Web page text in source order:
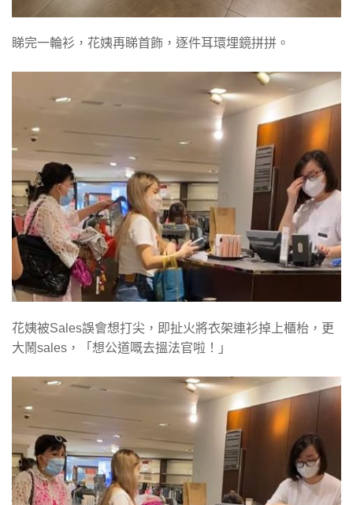
睇完一輪衫，花姨再睇首飾，逐件耳環埋鏡拼拼。
花姨被Sales誤會想打尖，即扯火將衣架連衫掉上櫃枱，更
大鬧sales，「想公道嘅去搵法官啦！」